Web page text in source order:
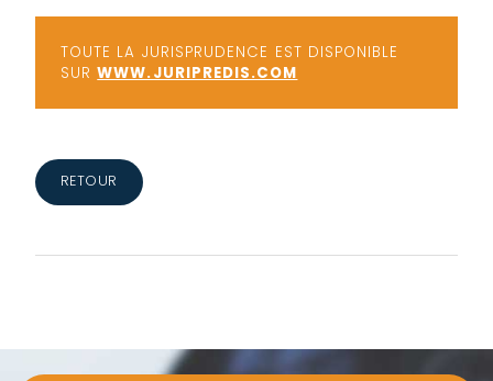
TOUTE LA JURISPRUDENCE EST DISPONIBLE
SURWWW.JURIPREDIS.COM
RETOUR